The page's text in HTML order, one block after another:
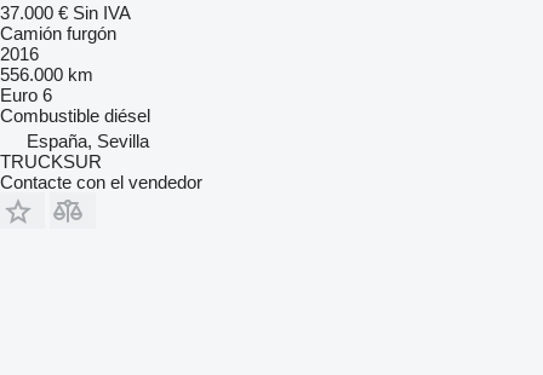
37.000 € Sin IVA
Camión furgón
2016
556.000 km
Euro 6
Combustible diésel
España, Sevilla
TRUCKSUR
Contacte con el vendedor